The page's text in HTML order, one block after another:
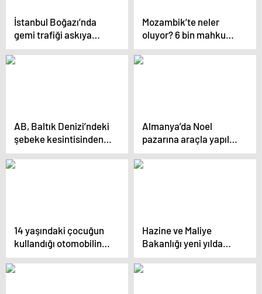
İstanbul Boğazı’nda
gemi trafiği askıya
alındı
Mozambik’te neler
oluyor? 6 bin mahkum
firar etti
AB, Baltık Denizi’ndeki
şebeke kesintisinden
Rusya’yı sorumlu tuttu
Almanya’da Noel
pazarına araçla yapılan
saldırıda ölü sayısı 4’e
yükseldi
14 yaşındaki çocuğun
kullandığı otomobilin
çarptığı aracın
sürücüsü öldü
Hazine ve Maliye
Bakanlığı yeni yılda
dijital uygulamalara hız
verecek